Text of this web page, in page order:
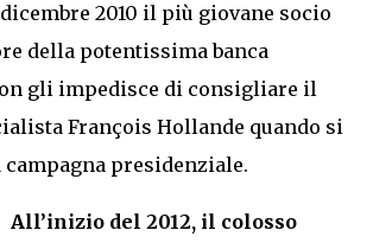
2010 il più giovane socio
della potentissima banca
gli impedisce di consigliare il
François Hollande quando si
presidenziale.
All’inizio del 2012, il colosso